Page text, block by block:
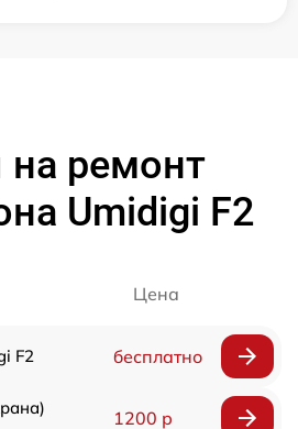
ремонт
Umidigi F2
Цена
F2 бесплатно
1200 р